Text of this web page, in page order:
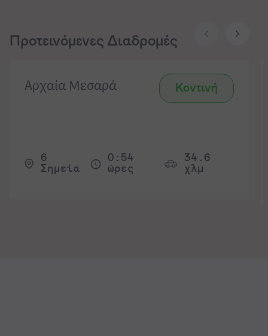
Προτεινόμενες Διαδρομές
Αρχαία Μεσαρά Κοντινή
6
Σημεία
0:54
ώρες
34.6
χλμ